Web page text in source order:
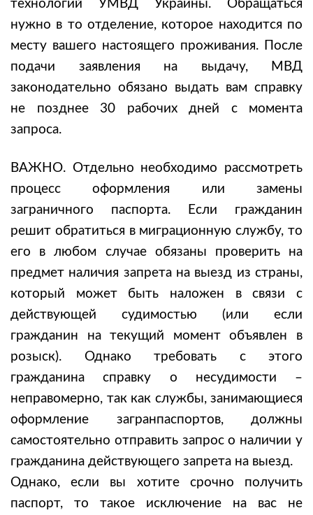
технологий УМВД Украины. Обращаться
нужно в то отделение, которое находится по
месту вашего настоящего проживания. После
подачи заявления на выдачу, МВД
законодательно обязано выдать вам справку
не позднее 30 рабочих дней с момента
запроса.
ВАЖНО. Отдельно необходимо рассмотреть
процесс оформления или замены
заграничного паспорта. Если гражданин
решит обратиться в миграционную службу, то
его в любом случае обязаны проверить на
предмет наличия запрета на выезд из страны,
который может быть наложен в связи с
действующей судимостью (или если
гражданин на текущий момент объявлен в
розыск). Однако требовать с этого
гражданина справку о несудимости –
неправомерно, так как службы, занимающиеся
оформление загранпаспортов, должны
самостоятельно отправить запрос о наличии у
гражданина действующего запрета на выезд.
Однако, если вы хотите срочно получить
паспорт, то такое исключение на вас не